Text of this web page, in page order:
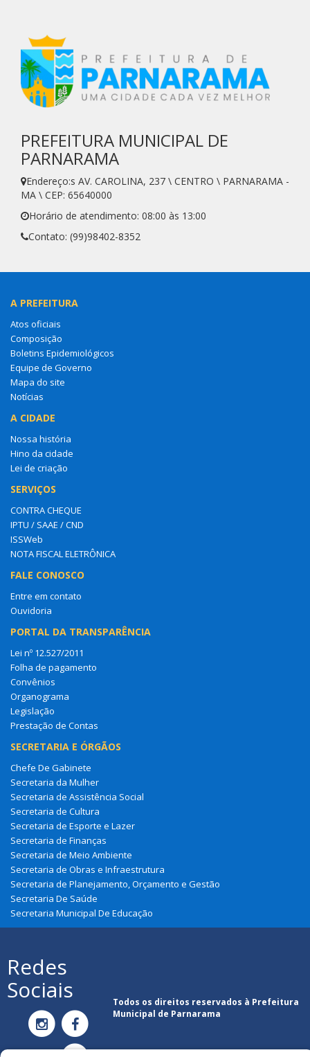
PREFEITURA MUNICIPAL DE
PARNARAMA
Endereço:s AV. CAROLINA, 237 \ CENTRO \ PARNARAMA -
MA \ CEP: 65640000
Horário de atendimento: 08:00 às 13:00
Contato: (99)98402-8352
A PREFEITURA
Atos oficiais
Composição
Boletins Epidemiológicos
Equipe de Governo
Mapa do site
Notícias
A CIDADE
Nossa história
Hino da cidade
Lei de criação
SERVIÇOS
CONTRA CHEQUE
IPTU / SAAE / CND
ISSWeb
NOTA FISCAL ELETRÔNICA
FALE CONOSCO
Entre em contato
Ouvidoria
PORTAL DA TRANSPARÊNCIA
Lei nº 12.527/2011
Folha de pagamento
Convênios
Organograma
Legislação
Prestação de Contas
SECRETARIA E ÓRGÃOS
Chefe De Gabinete
Secretaria da Mulher
Secretaria de Assistência Social
Secretaria de Cultura
Secretaria de Esporte e Lazer
Secretaria de Finanças
Secretaria de Meio Ambiente
Secretaria de Obras e Infraestrutura
Secretaria de Planejamento, Orçamento e Gestão
Secretaria De Saúde
Secretaria Municipal De Educação
Redes
Sociais
Todos os direitos reservados à Prefeitura
Municipal de Parnarama